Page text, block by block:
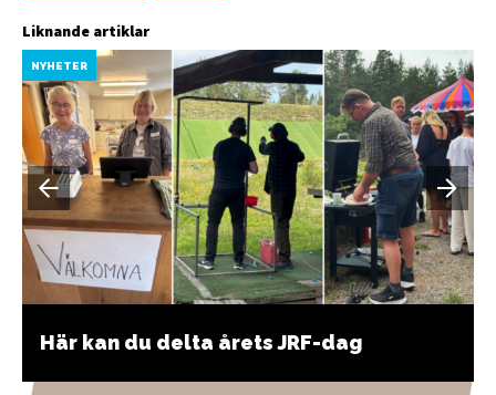
Liknande artiklar
NYHETER
Här kan du delta årets JRF-dag